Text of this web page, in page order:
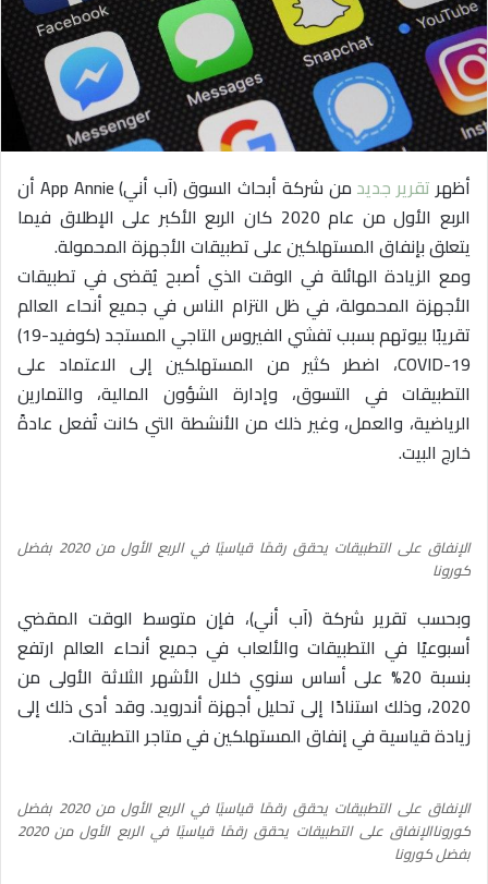
د
ا
إ
ل
ك
ت
و
ي
أظهرتقرير جديد
من شركة أبحاث السوق (آب أني) App Annie أن
الربع الأول من عام 2020 كان الربع الأكبر على الإطلاق فيما
يتعلق بإنفاق المستهلكين على تطبيقات الأجهزة المحمولة.
ومع الزيادة الهائلة في الوقت الذي أصبح يُقضى في تطبيقات
الأجهزة المحمولة، في ظل التزام الناس في جميع أنحاء العالم
تقريبًا بيوتهم بسبب تفشي الفيروس التاجي المستجد (كوفيد-19)
COVID-19، اضطر كثير من المستهلكين إلى الاعتماد على
التطبيقات في التسوق، وإدارة الشؤون المالية، والتمارين
الرياضية، والعمل، وغير ذلك من الأنشطة التي كانت تُفعل عادةً
خارج البيت.
الإنفاق على التطبيقات يحقق رقمًا قياسيًا في الربع الأول من 2020 بفضل
كورونا
وبحسب تقرير شركة (آب أني)، فإن متوسط الوقت المقضي
أسبوعيًا في التطبيقات والألعاب في جميع أنحاء العالم ارتفع
بنسبة 20% على أساس سنوي خلال الأشهر الثلاثة الأولى من
2020، وذلك استنادًا إلى تحليل أجهزة أندرويد. وقد أدى ذلك إلى
زيادة قياسية في إنفاق المستهلكين في متاجر التطبيقات.
الإنفاق على التطبيقات يحقق رقمًا قياسيًا في الربع الأول من 2020 بفضل
كوروناالإنفاق على التطبيقات يحقق رقمًا قياسيًا في الربع الأول من 2020
بفضل كورونا